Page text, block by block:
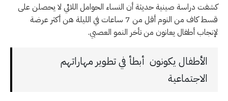
كشفت دراسة صينية حديثة أن النساء الحوامل اللائي لا يحصلن على
قسط كاف من النوم أقل من 7 ساعات في الليلة هن أكثر عرضة
لإنجاب أطفال يعانون من تأخر النمو العصبي.
الأطفال يكونون أبطأ في تطوير مهاراتهم
الاجتماعية